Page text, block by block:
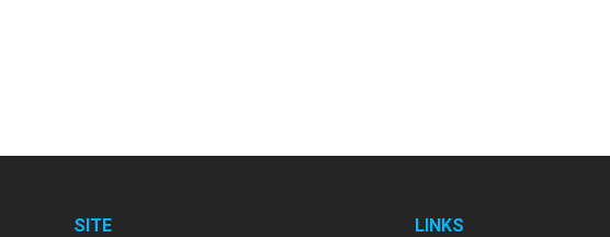
SITE LINKS